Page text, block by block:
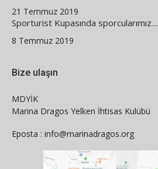
21 Temmuz 2019
Sporturist Kupasında sporcularımız…
8 Temmuz 2019
Bize ulaşın
MDYİK
Marina Dragos Yelken İhtisas Kulübü
Eposta : info@marinadragos.org